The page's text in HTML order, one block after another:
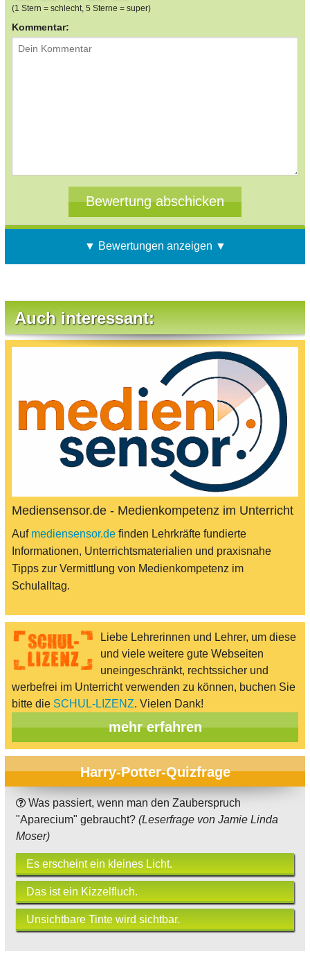
(1 Stern = schlecht, 5 Sterne = super)
Kommentar:
▼ Bewertungen anzeigen ▼
Auch interessant:
Mediensensor.de - Medienkompetenz im Unterricht
Auf mediensensor.de finden Lehrkräfte fundierte
Informationen, Unterrichtsmaterialien und praxisnahe
Tipps zur Vermittlung von Medienkompetenz im
Schulalltag.
Liebe Lehrerinnen und Lehrer, um diese
und viele weitere gute Webseiten
uneingeschränkt, rechtssicher und
werbefrei im Unterricht verwenden zu können, buchen Sie
bitte die SCHUL-LIZENZ. Vielen Dank!
mehr erfahren
Harry-Potter-Quizfrage
Was passiert, wenn man den Zauberspruch
"Aparecium" gebraucht? (Leserfrage von Jamie Linda
Moser)
Es erscheint ein kleines Licht.
Das ist ein Kizzelfluch.
Unsichtbare Tinte wird sichtbar.